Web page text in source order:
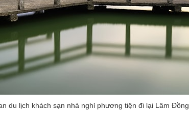
du lịch khách sạn nhà nghỉ phương tiện đi lại Lâm Đồng